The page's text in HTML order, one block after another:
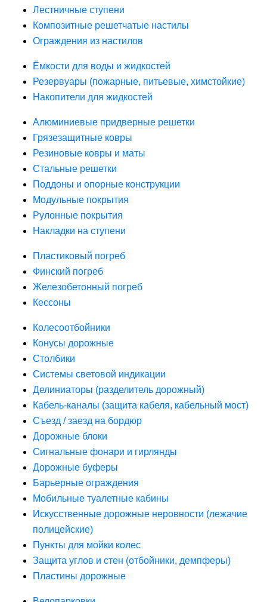
Лестничные ступени
Композитные решетчатые настилы
Ограждения из настилов
Ёмкости для воды и жидкостей
Резервуары (пожарные, питьевые, химстойкие)
Накопители для жидкостей
Алюминиевые придверные решетки
Грязезащитные ковры
Резиновые ковры и маты
Стальные решетки
Поддоны и опорные конструкции
Модульные покрытия
Рулонные покрытия
Накладки на ступени
Пластиковый погреб
Финский погреб
Железобетонный погреб
Кессоны
Колесоотбойники
Конусы дорожные
Столбики
Системы световой индикации
Делиниаторы (разделитель дорожный)
Кабель-каналы (защита кабеля, кабельный мост)
Съезд / заезд на бордюр
Дорожные блоки
Сигнальные фонари и гирлянды
Дорожные буферы
Барьерные ограждения
Мобильные туалетные кабины
Искусственные дорожные неровности (лежачие
полицейские)
Пункты для мойки колес
Защита углов и стен (отбойники, демпферы)
Пластины дорожные